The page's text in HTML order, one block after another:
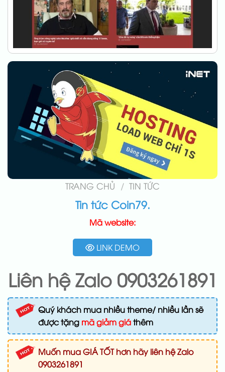
TRANG CHỦ / TIN TỨC
Tin tức Coin79.
Mã website:
LINK DEMO
Liên hệ Zalo 0903261891
Quý khách mua nhiều theme/ nhiều lần sẽ
được tặng mã giảm giáthêm
Muốn mua GIÁ TỐT hơn hãy liên hệ Zalo
0903261891